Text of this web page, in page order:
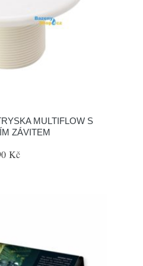
MULTIFLOW S
ZÁVITEM
Kč